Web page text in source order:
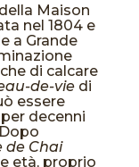
Maison
nel 1804 e
a Grande
di calcare
de-viedi
essere
decenni
Dopo
de Chai
età, proprio